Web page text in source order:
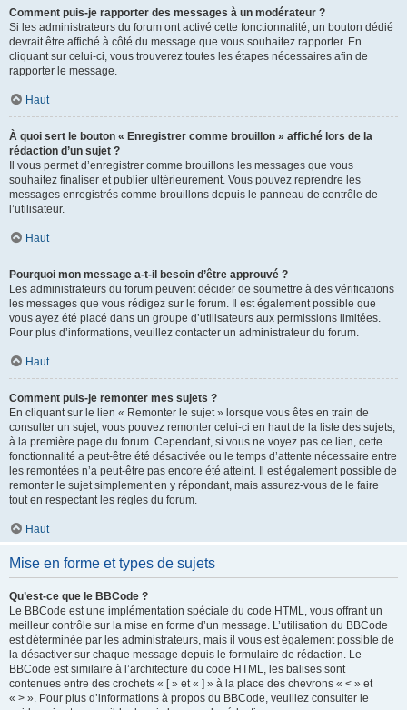
Comment puis-je rapporter des messages à un modérateur ?
Si les administrateurs du forum ont activé cette fonctionnalité, un bouton dédié
devrait être affiché à côté du message que vous souhaitez rapporter. En
cliquant sur celui-ci, vous trouverez toutes les étapes nécessaires afin de
rapporter le message.
Haut
À quoi sert le bouton « Enregistrer comme brouillon » affiché lors de la
rédaction d’un sujet ?
Il vous permet d’enregistrer comme brouillons les messages que vous
souhaitez finaliser et publier ultérieurement. Vous pouvez reprendre les
messages enregistrés comme brouillons depuis le panneau de contrôle de
l’utilisateur.
Haut
Pourquoi mon message a-t-il besoin d’être approuvé ?
Les administrateurs du forum peuvent décider de soumettre à des vérifications
les messages que vous rédigez sur le forum. Il est également possible que
vous ayez été placé dans un groupe d’utilisateurs aux permissions limitées.
Pour plus d’informations, veuillez contacter un administrateur du forum.
Haut
Comment puis-je remonter mes sujets ?
En cliquant sur le lien « Remonter le sujet » lorsque vous êtes en train de
consulter un sujet, vous pouvez remonter celui-ci en haut de la liste des sujets,
à la première page du forum. Cependant, si vous ne voyez pas ce lien, cette
fonctionnalité a peut-être été désactivée ou le temps d’attente nécessaire entre
les remontées n’a peut-être pas encore été atteint. Il est également possible de
remonter le sujet simplement en y répondant, mais assurez-vous de le faire
tout en respectant les règles du forum.
Haut
Mise en forme et types de sujets
Qu’est-ce que le BBCode ?
Le BBCode est une implémentation spéciale du code HTML, vous offrant un
meilleur contrôle sur la mise en forme d’un message. L’utilisation du BBCode
est déterminée par les administrateurs, mais il vous est également possible de
la désactiver sur chaque message depuis le formulaire de rédaction. Le
BBCode est similaire à l’architecture du code HTML, les balises sont
contenues entre des crochets « [ » et « ] » à la place des chevrons « < » et
« > ». Pour plus d’informations à propos du BBCode, veuillez consulter le